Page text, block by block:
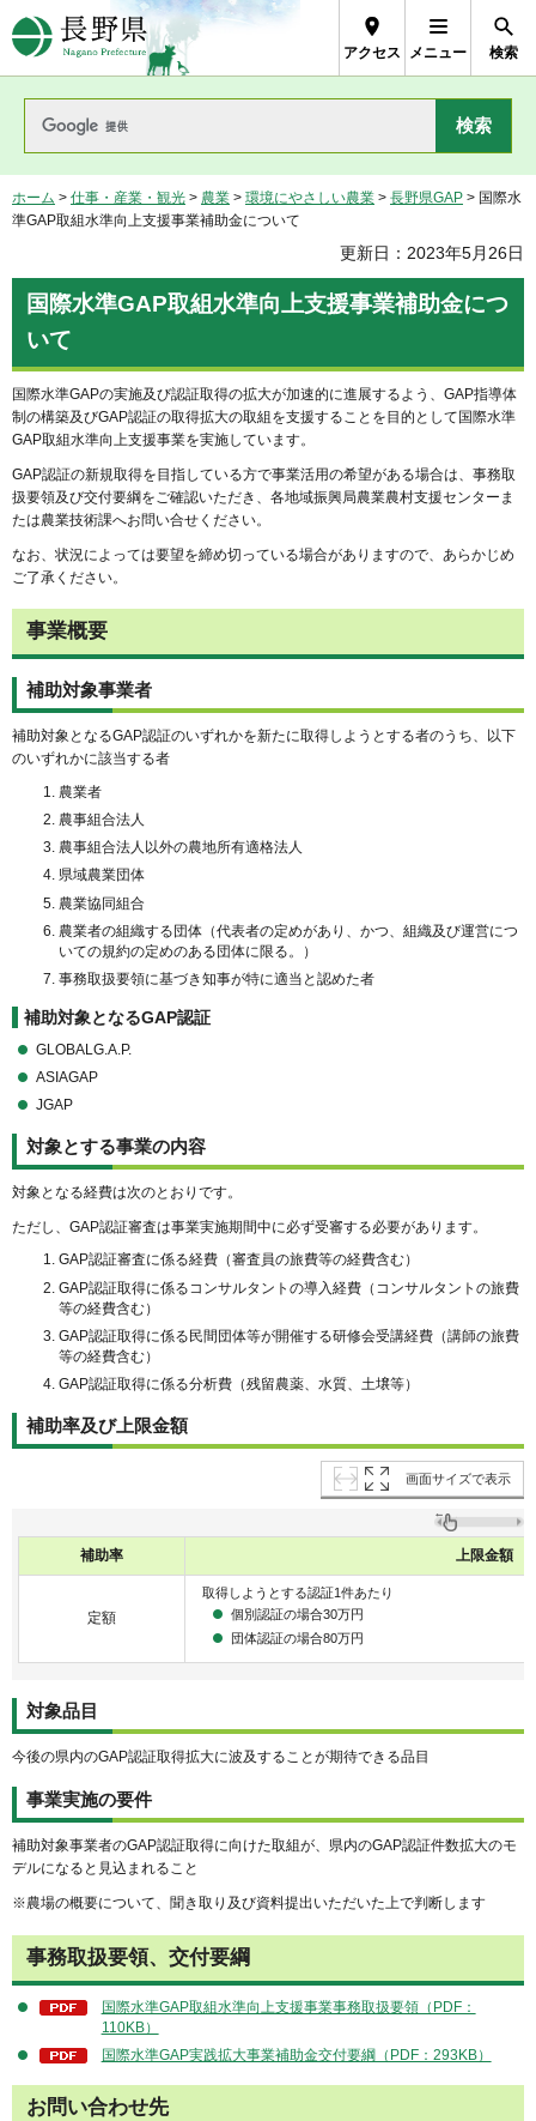
長野県Nagano Prefecture
アクセス メニュー 検索
ホーム > 仕事・産業・観光 > 農業 > 環境にやさしい農業 > 長野県GAP > 国際水
準GAP取組水準向上支援事業補助金について
更新日：2023年5月26日
国際水準GAP取組水準向上支援事業補助金につ
いて
国際水準GAPの実施及び認証取得の拡大が加速的に進展するよう、GAP指導体
制の構築及びGAP認証の取得拡大の取組を支援することを目的として国際水準
GAP取組水準向上支援事業を実施しています。
GAP認証の新規取得を目指している方で事業活用の希望がある場合は、事務取
扱要領及び交付要綱をご確認いただき、各地域振興局農業農村支援センターま
たは農業技術課へお問い合せください。
なお、状況によっては要望を締め切っている場合がありますので、あらかじめ
ご了承ください。
事業概要
補助対象事業者
補助対象となるGAP認証のいずれかを新たに取得しようとする者のうち、以下
のいずれかに該当する者
農業者
農事組合法人
農事組合法人以外の農地所有適格法人
県域農業団体
農業協同組合
農業者の組織する団体（代表者の定めがあり、かつ、組織及び運営につ
いての規約の定めのある団体に限る。）
事務取扱要領に基づき知事が特に適当と認めた者
補助対象となるGAP認証
GLOBALG.A.P.
ASIAGAP
JGAP
対象とする事業の内容
対象となる経費は次のとおりです。
ただし、GAP認証審査は事業実施期間中に必ず受審する必要があります。
GAP認証審査に係る経費（審査員の旅費等の経費含む）
GAP認証取得に係るコンサルタントの導入経費（コンサルタントの旅費
等の経費含む）
GAP認証取得に係る民間団体等が開催する研修会受講経費（講師の旅費
等の経費含む）
GAP認証取得に係る分析費（残留農薬、水質、土壌等）
補助率及び上限金額
画面サイズで表示
補助率 上限金額
定額
取得しようとする認証1件あたり
個別認証の場合30万円
団体認証の場合80万円
対象品目
今後の県内のGAP認証取得拡大に波及することが期待できる品目
事業実施の要件
補助対象事業者のGAP認証取得に向けた取組が、県内のGAP認証件数拡大のモ
デルになると見込まれること
※農場の概要について、聞き取り及び資料提出いただいた上で判断します
事務取扱要領、交付要綱
国際水準GAP取組水準向上支援事業事務取扱要領（PDF：
110KB）
国際水準GAP実践拡大事業補助金交付要綱（PDF：293KB）
お問い合わせ先